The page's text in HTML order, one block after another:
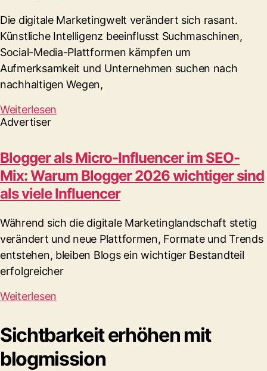
Die digitale Marketingwelt verändert sich rasant.
Künstliche Intelligenz beeinflusst Suchmaschinen,
Social-Media-Plattformen kämpfen um
Aufmerksamkeit und Unternehmen suchen nach
nachhaltigen Wegen,
Weiterlesen
Advertiser
Blogger als Micro-Influencer im SEO-
Mix: Warum Blogger 2026 wichtiger sind
als viele Influencer
Während sich die digitale Marketinglandschaft stetig
verändert und neue Plattformen, Formate und Trends
entstehen, bleiben Blogs ein wichtiger Bestandteil
erfolgreicher
Weiterlesen
Sichtbarkeit erhöhen mit
blogmission